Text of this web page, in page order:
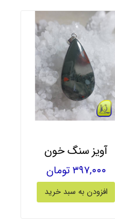
آویز سنگ خون
۳۹۷,۰۰۰ تومان
افزودن به سبد خرید